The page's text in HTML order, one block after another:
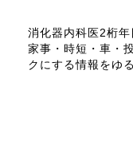
消化器内科医2桁年
家事・時短・車・
クにする情報をゆ